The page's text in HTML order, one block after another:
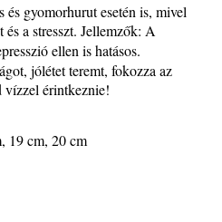
gyomorhurut esetén is, mivel
a stresszt. Jellemzők: A
ellen is hatásos.
jólétet teremt, fokozza az
vízzel érintkeznie!
19 cm, 20 cm